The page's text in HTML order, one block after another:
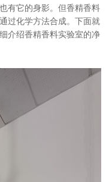
有它的身影。但香精香料
过化学方法合成。下面就
介绍香精香料实验室的净